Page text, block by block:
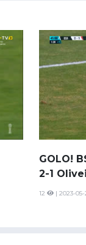
GOLO!
2-1
12 | 2023-05-